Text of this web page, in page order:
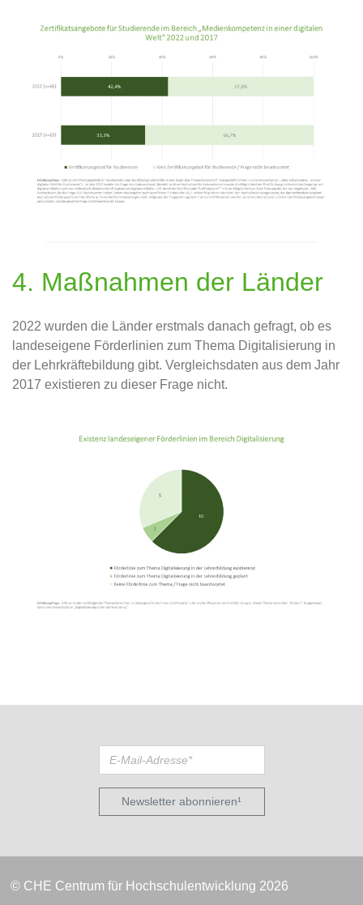
4. Maßnahmen der Länder
2022 wurden die Länder erstmals danach gefragt, ob es
landeseigene Förderlinien zum Thema Digitalisierung in
der Lehrkräftebildung gibt. Vergleichsdaten aus dem Jahr
2017 existieren zu dieser Frage nicht.
Newsletter abonnieren¹
© CHE Centrum für Hochschulentwicklung 2026